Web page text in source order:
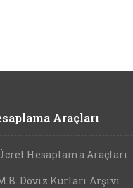
Araçları
Hesaplama Araçları
Döviz Kurları Arşivi